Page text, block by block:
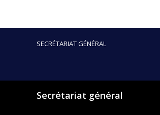
SECRÉTARIAT GÉNÉRAL
Secrétariat général